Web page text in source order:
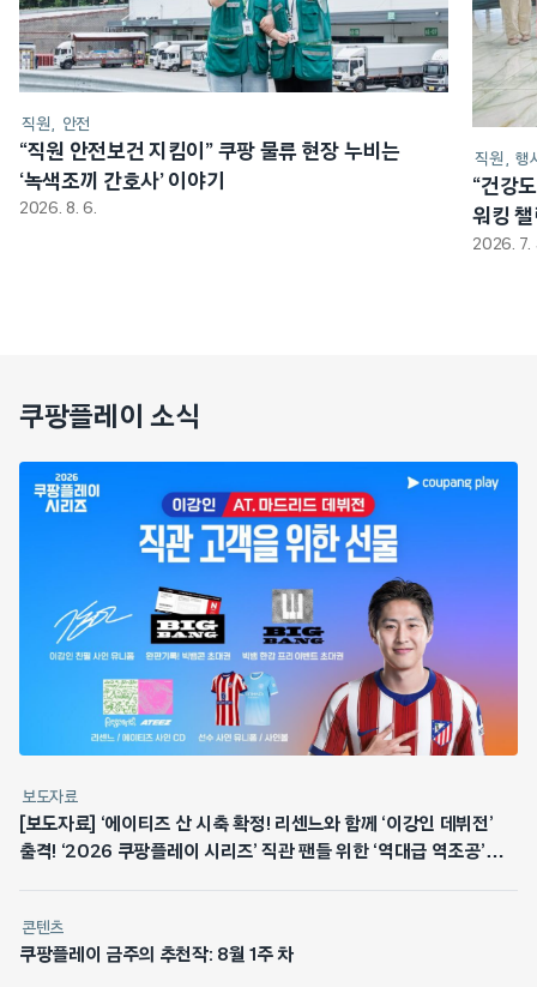
직원 안전
“직원 안전보건 지킴이” 쿠팡 물류 현장 누비는
‘녹색조끼 간호사’ 이야기
2026. 8. 6.
직원 행
“건강
워킹
2026. 7.
쿠팡플레이 소식
보도자료
[보도자료] ‘에이티즈 산 시축 확정! 리센느와 함께 ‘이강인 데뷔전’
출격! ‘2026 쿠팡플레이 시리즈’ 직관 팬들 위한 ‘역대급 역조공’
콘텐츠
쿠팡플레이 금주의 추천작: 8월 1주 차